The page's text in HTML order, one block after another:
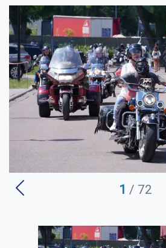
1 / 72